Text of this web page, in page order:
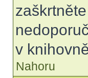
v
Nahoru